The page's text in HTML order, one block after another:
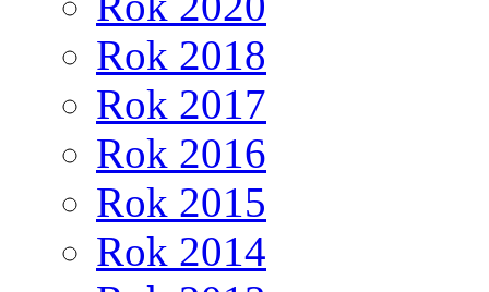
Rok 2018
Rok 2017
Rok 2016
Rok 2015
Rok 2014